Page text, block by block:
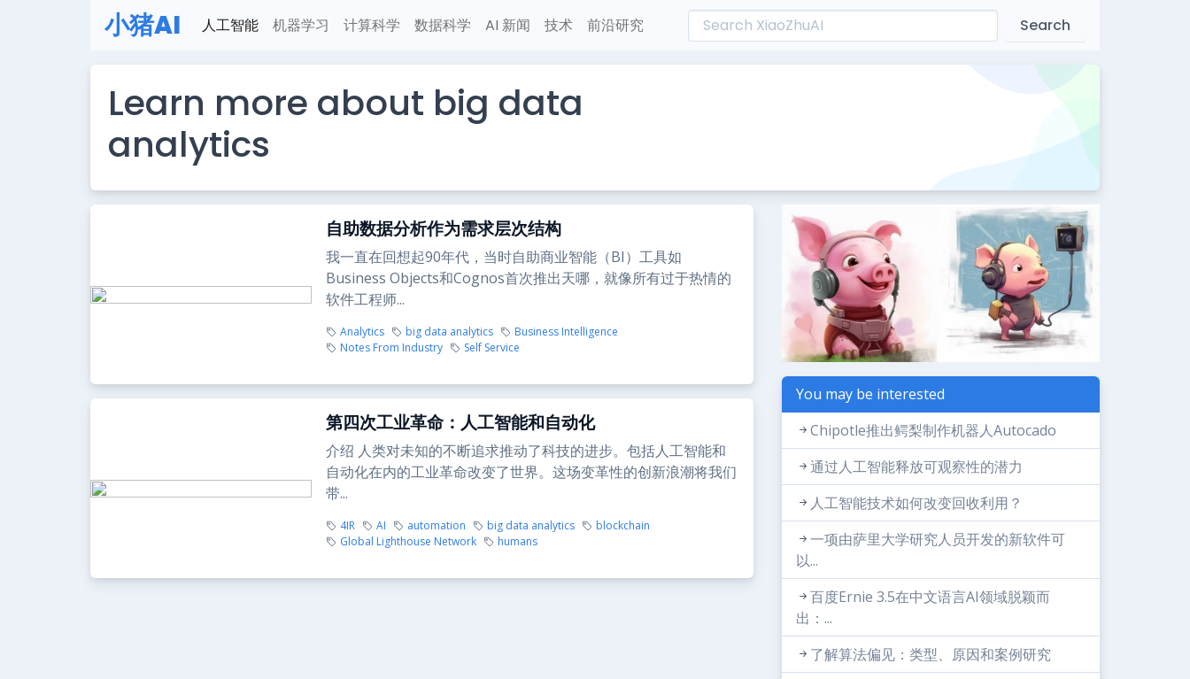
小猪AI 人工智能 机器学习 计算科学 数据科学 AI 新闻 技术 前沿研究 Search
Learn more about big data
analytics
自助数据分析作为需求层次结构
我一直在回想起90年代，当时自助商业智能（BI）工具如
Business Objects和Cognos首次推出天哪，就像所有过于热情的
软件工程师...
Analytics big data analytics
Business Intelligence
Notes From Industry
Self Service
第四次工业革命：人工智能和自动化
介绍 人类对未知的不断追求推动了科技的进步。包括人工智能和
自动化在内的工业革命改变了世界。这场变革性的创新浪潮将我们
带...
4IR AI automation big data analytics
blockchain
Global Lighthouse Network
humans
You may be interested
Chipotle推出鳄梨制作机器人Autocado
通过人工智能释放可观察性的潜力
人工智能技术如何改变回收利用？
一项由萨里大学研究人员开发的新软件可
以...
百度Ernie 3.5在中文语言AI领域脱颖而
出：...
了解算法偏见：类型、原因和案例研究